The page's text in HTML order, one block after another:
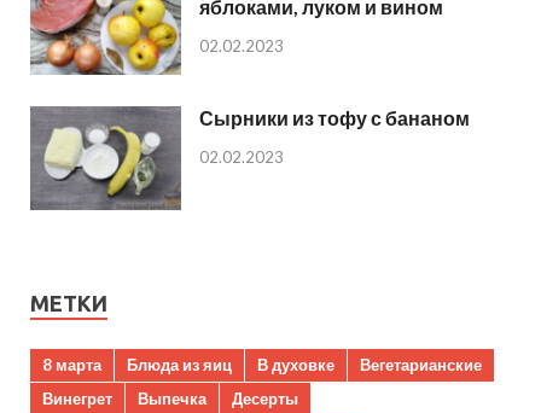
яблоками, луком и вином
02.02.2023
Сырники из тофу с бананом
02.02.2023
МЕТКИ
8 марта Блюда из яиц В духовке
Вегетарианские
Винегрет
Выпечка
Десерты